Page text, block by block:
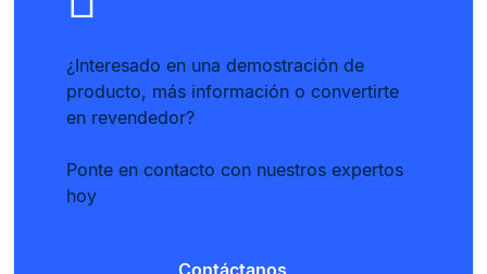
¿Interesado en una demostración de
producto, más información o convertirte
en revendedor?
Ponte en contacto con nuestros expertos
hoy
Contáctanos